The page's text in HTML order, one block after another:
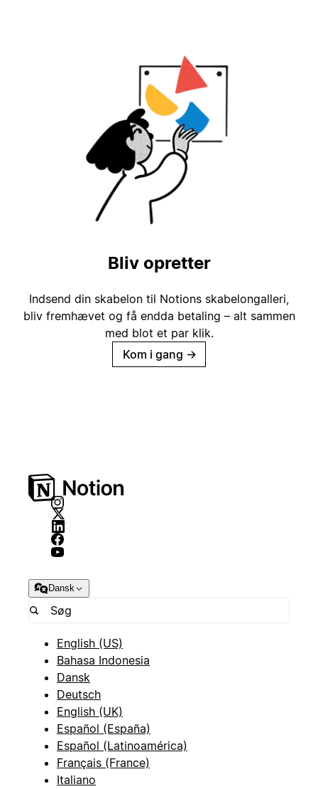
Bliv opretter
Indsend din skabelon til Notions skabelongalleri,
bliv fremhævet og få endda betaling – alt sammen
med blot et par klik.
Kom i gang →
Dansk
English (US)
Bahasa Indonesia
Dansk
Deutsch
English (UK)
Español (España)
Español (Latinoamérica)
Français (France)
Italiano